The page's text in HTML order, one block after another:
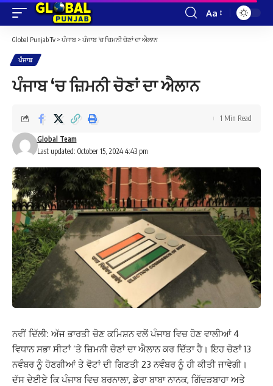
Font
Aa
Global Punjab Tv > ਪੰਜਾਬ > ਪੰਜਾਬ ‘ਚ ਜ਼ਿਮਨੀ ਚੋਣਾਂ ਦਾ ਐਲਾਨ
ਪੰਜਾਬ
ਪੰਜਾਬ ‘ਚ ਜ਼ਿਮਨੀ ਚੋਣਾਂ ਦਾ ਐਲਾਨ
Last updated: October 15, 2024 4:43 pm
Global Team
1 Min Read
ਨਵੀਂ ਦਿੱਲੀ: ਅੱਜ ਭਾਰਤੀ ਚੋਣ ਕਮਿਸ਼ਨ ਵਲੋਂ ਪੰਜਾਬ ਵਿਚ ਹੋਣ ਵਾਲੀਆਂ 4
ਵਿਧਾਨ ਸਭਾ ਸੀਟਾਂ ’ਤੇ ਜ਼ਿਮਨੀ ਚੋਣਾਂ ਦਾ ਐਲਾਨ ਕਰ ਦਿੱਤਾ ਹੈ। ਇਹ ਚੋਣਾਂ 13
ਨਵੰਬਰ ਨੂੰ ਹੋਣਗੀਆਂ ਤੇ ਵੋਟਾਂ ਦੀ ਗਿਣਤੀ 23 ਨਵੰਬਰ ਨੂੰ ਹੀ ਕੀਤੀ ਜਾਵੇਗੀ।
ਦੱਸ ਦੇਈਏ ਕਿ ਪੰਜਾਬ ਵਿਚ ਬਰਨਾਲਾ, ਡੇਰਾ ਬਾਬਾ ਨਾਨਕ, ਗਿੱਦੜਬਾਹਾ ਅਤੇ